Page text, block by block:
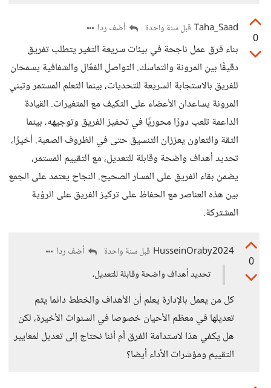
0
Taha_Saad قبل سنة واحدة أضف ردا
بناء فرق عمل ناجحة في بيئات سريعة التغير يتطلب تفريق
دقيقًا بين المرونة والتماسك. التواصل الفعّال والشفافية يسمحان
للفريق بالاستجابة السريعة للتحديات، بينما التعلم المستمر وتبني
المرونة يساعدان الأعضاء على التكيف مع المتغيرات. القيادة
الداعمة تلعب دورًا محوريًا في تحفيز الفريق وتوجيهه، بينما
الثقة والتعاون يعززان التنسيق حتى في الظروف الصعبة. أخيرًا،
تحديد أهداف واضحة وقابلة للتعديل، مع التقييم المستمر،
يضمن بقاء الفريق على المسار الصحيح. النجاح يعتمد على الجمع
بين هذه العناصر مع الحفاظ على تركيز الفريق على الرؤية
المشتركة.
0
HusseinOraby2024 قبل سنة واحدة
أضف ردا
تحديد أهداف واضحة وقابلة للتعديل،
كل من يعمل بالإدارة يعلم أن الأهداف والخطط دائما يتم
تعديلها في معظم الأحيان خصوصا في السنوات الأخيرة، لكن
هل يكفي هذا لاستدامة الفرق أم أننا نحتاج إلى تعديل لمعايير
التقييم ومؤشرات الأداء أيضا؟